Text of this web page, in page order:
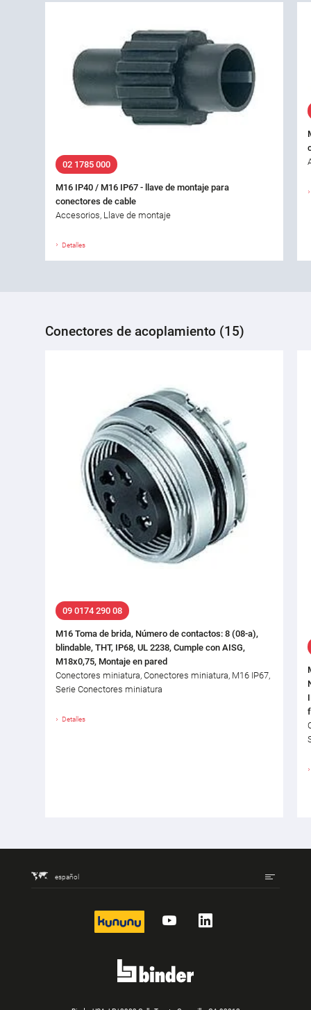
02 1785 000
M16 IP40 / M16 IP67 - llave de montaje para
conectores de cable
Accesorios, Llave de montaje
Detalles
Conectores de acoplamiento (15)
09 0174 290 08
M16 Toma de brida, Número de contactos: 8 (08-a),
blindable, THT, IP68, UL 2238, Cumple con AISG,
M18x0,75, Montaje en pared
Conectores miniatura, Conectores miniatura, M16 IP67,
Serie Conectores miniatura
Detalles
español
kununu YouTubeLinkedIn